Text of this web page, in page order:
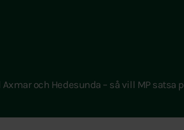
och Hedesunda – så vill MP satsa